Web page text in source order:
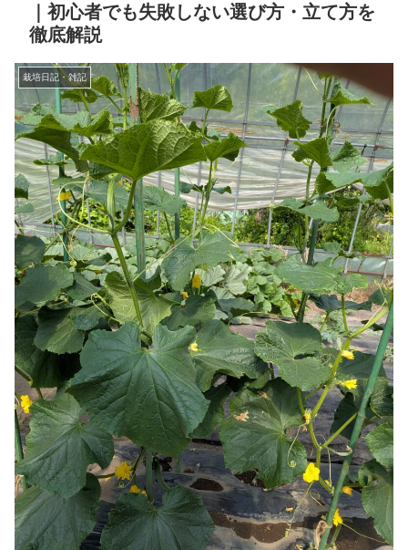
｜初心者でも失敗しない選び方・立て方を
徹底解説
栽培日記・雑記